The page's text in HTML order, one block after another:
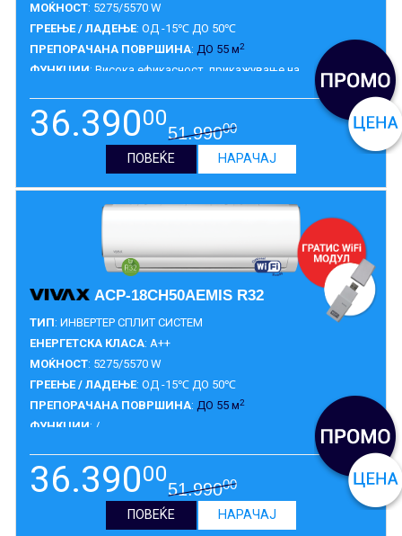
МОЌНОСТ: 5275/5570 W
ГРЕЕЊЕ / ЛАДЕЊЕ: ОД -15℃ ДО 50℃
ПРЕПОРАЧАНА ПОВРШИНА: ДО 55 м2
ФУНКЦИИ: Висока ефикасност, прикажување на
самодијагноза, индикатор за истекување на гасот за
разладување, 1W standby, турбо, заштита на вентил на
надворешна единица, интелегентно отопување, 12 Fan Speed,
безшумна опција, двосмерен одвод на кондензат, дигитален
ГАРАНЦИЈА 5 ГОДИНИ
36.39000
51.99000
ПОВЕЌЕ НАРАЧАЈ
ACP-18CH50AEMIS R32
ТИП: ИНВЕРТЕР СПЛИТ СИСТЕМ
ЕНЕРГЕТСКА КЛАСА: A++
МОЌНОСТ: 5275/5570 W
ГРЕЕЊЕ / ЛАДЕЊЕ: ОД -15℃ ДО 50℃
ПРЕПОРАЧАНА ПОВРШИНА: ДО 55 м2
ФУНКЦИИ: /
36.39000
51.99000
ПОВЕЌЕ НАРАЧАЈ